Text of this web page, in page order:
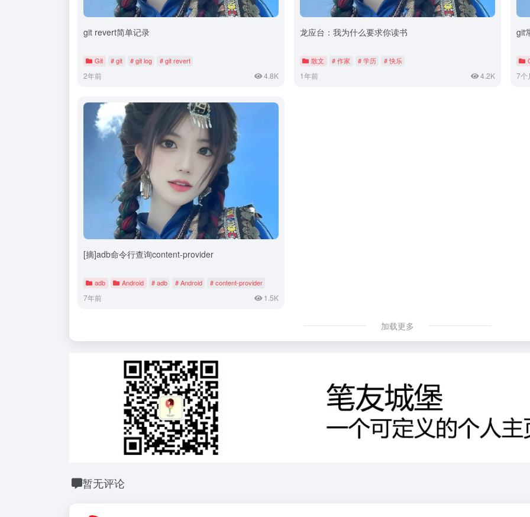
git revert简单记录
Git # git # git log # git revert
2年前 4.8K
龙应台：我为什么要求你读书
散文 # 作家 # 学历 # 快乐
1年前 4.2K
git
7个
[摘]adb命令行查询content-provider
adb Android # adb # Android # content-provider
7年前 1.5K
加载更多
暂无评论